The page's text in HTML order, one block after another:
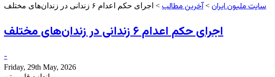
سایت ملیون ایران >آخرین مطالب > اجرای حکم اعدام ۶ زندانی در زندان‌های مختلف
اجرای حکم اعدام ۶ زندانی در زندان‌های مختلف
-
Friday, 29th May, 2026